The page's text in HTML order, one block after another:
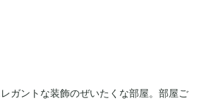
ガントな装飾のぜいたくな部屋。部屋ご